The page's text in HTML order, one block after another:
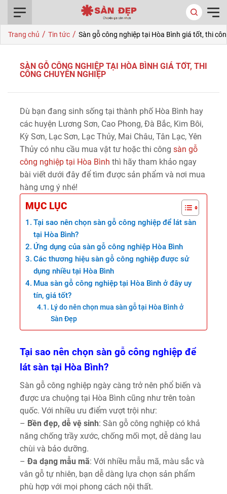
Trang chủ / Tin tức / Sàn gỗ công nghiệp tại Hòa Bình giá tốt, thi
SÀN GỖ CÔNG NGHIỆP TẠI HÒA BÌNH GIÁ TỐT, THI
CÔNG CHUYÊN NGHIỆP
Dù bạn đang sinh sống tại thành phố Hòa Bình hay
các huyện Lương Sơn, Cao Phong, Đà Bắc, Kim Bôi,
Kỳ Sơn, Lạc Sơn, Lạc Thủy, Mai Châu, Tân Lạc, Yên
Thủy có nhu cầu mua vật tư hoặc thi công sàn gỗ
công nghiệp tại Hòa Bình thì hãy tham khảo ngay
bài viết dưới đây để tìm được sản phẩm và nơi mua
hàng ưng ý nhé!
MỤC LỤC
Tại sao nên chọn sàn gỗ công nghiệp để lát sàn
tại Hòa Bình?
Ứng dụng của sàn gỗ công nghiệp Hòa Bình
Các thương hiệu sàn gỗ công nghiệp được sử
dụng nhiều tại Hòa Bình
Mua sàn gỗ công nghiệp tại Hòa Bình ở đây uy
tín, giá tốt?
Lý do nên chọn mua sàn gỗ tại Hòa Bình ở
Sàn Đẹp
Tại sao nên chọn sàn gỗ công nghiệp để
lát sàn tại Hòa Bình?
Sàn gỗ công nghiệp ngày càng trở nên phổ biến và
được ưa chuộng tại Hòa Bình cũng như trên toàn
quốc. Với nhiều ưu điểm vượt trội như:
– Bền đẹp, dễ vệ sinh: Sàn gỗ công nghiệp có khả
năng chống trầy xước, chống mối mọt, dễ dàng lau
chùi và bảo dưỡng.
–Đa dạng mẫu mã: Với nhiều mẫu mã, màu sắc và
vân gỗ tự nhiên, bạn dễ dàng lựa chọn sản phẩm
phù hợp với mọi phong cách nội thất.